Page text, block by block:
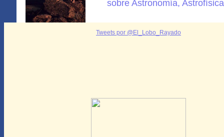
sobre Astronomía,
Tweets por @El_Lobo_Rayado